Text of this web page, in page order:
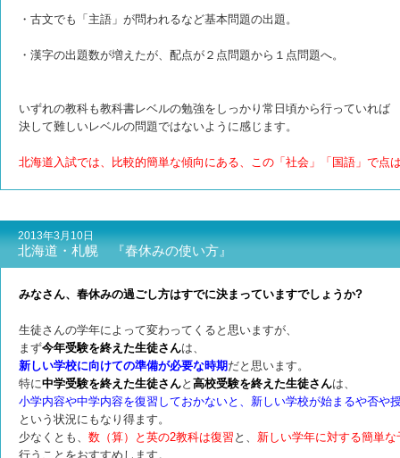
・古文でも「主語」が問われるなど基本問題の出題。
・漢字の出題数が増えたが、配点が２点問題から１点問題へ。
いずれの教科も教科書レベルの勉強をしっかり常日頃から行っていれば
決して難しいレベルの問題ではないように感じます。
北海道入試では、比較的簡単な傾向にある、この「社会」「国語」で点
2013年3月10日
北海道・札幌 『春休みの使い方』
みなさん、春休みの過ごし方はすでに決まっていますでしょうか?
生徒さんの学年によって変わってくると思いますが、
まず今年受験を終えた生徒さんは、
新しい学校に向けての準備が必要な時期だと思います。
特に中学受験を終えた生徒さんと 高校受験を終えた生徒さんは、
小学内容や中学内容を復習しておかないと、新しい学校が始まるや否や
という状況にもなり得ます。
少なくとも、 数（算）と英の2教科は復習 と、 新しい学年に対する簡単な
行うことをおすすめします。